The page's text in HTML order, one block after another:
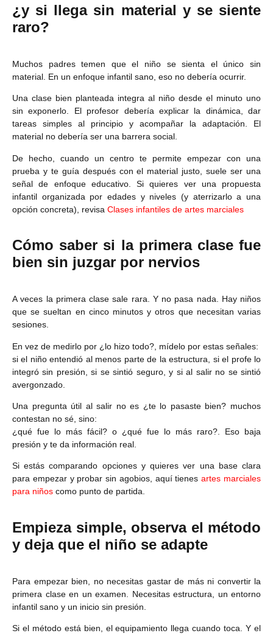
¿y si llega sin material y se siente
raro?
Muchos padres temen que el niño se sienta el único sin
material. En un enfoque infantil sano, eso no debería ocurrir.
Una clase bien planteada integra al niño desde el minuto uno
sin exponerlo. El profesor debería explicar la dinámica, dar
tareas simples al principio y acompañar la adaptación. El
material no debería ser una barrera social.
De hecho, cuando un centro te permite empezar con una
prueba y te guía después con el material justo, suele ser una
señal de enfoque educativo. Si quieres ver una propuesta
infantil organizada por edades y niveles (y aterrizarlo a una
opción concreta), revisa Clases infantiles de artes marciales
Cómo saber si la primera clase fue
bien sin juzgar por nervios
A veces la primera clase sale rara. Y no pasa nada. Hay niños
que se sueltan en cinco minutos y otros que necesitan varias
sesiones.
En vez de medirlo por ¿lo hizo todo?, mídelo por estas señales:
si el niño entendió al menos parte de la estructura, si el profe lo
integró sin presión, si se sintió seguro, y si al salir no se sintió
avergonzado.
Una pregunta útil al salir no es ¿te lo pasaste bien? muchos
contestan no sé, sino:
¿qué fue lo más fácil? o ¿qué fue lo más raro?. Eso baja
presión y te da información real.
Si estás comparando opciones y quieres ver una base clara
para empezar y probar sin agobios, aquí tienesartes marciales
para niños como punto de partida.
Empieza simple, observa el método
y deja que el niño se adapte
Para empezar bien, no necesitas gastar de más ni convertir la
primera clase en un examen. Necesitas estructura, un entorno
infantil sano y un inicio sin presión.
Si el método está bien, el equipamiento llega cuando toca. Y el